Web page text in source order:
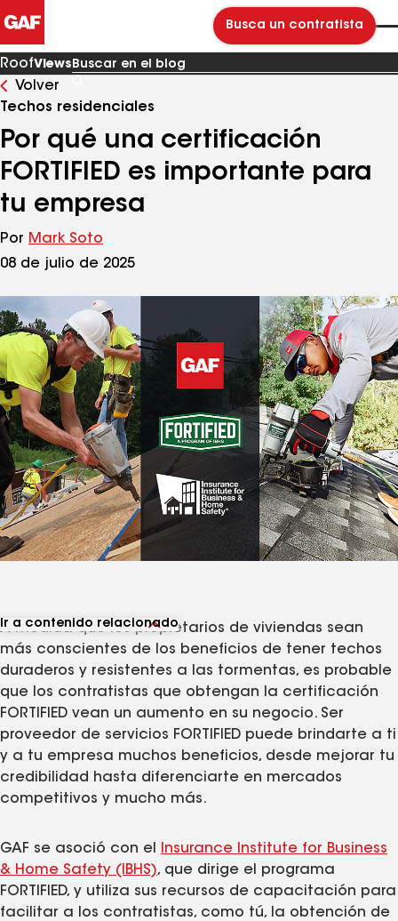
Busca un contratista
RoofViews
en
blog
Volver
Techos residenciales
Por qué una certificación
FORTIFIED es importante para
tu empresa
Por Mark Soto
08 de julio de 2025
Ir a contenido relacionado
Ver productos relacionados
A medida que los propietarios de viviendas sean
más conscientes de los beneficios de tener techos
duraderos y resistentes a las tormentas, es probable
que los contratistas que obtengan la certificación
FORTIFIED vean un aumento en su negocio. Ser
proveedor de servicios FORTIFIED puede brindarte a ti
y a tu empresa muchos beneficios, desde mejorar tu
credibilidad hasta diferenciarte en mercados
competitivos y mucho más.
GAF se asoció con el
Insurance Institute for Business
& Home Safety (IBHS), que dirige el programa
FORTIFIED, y utiliza sus recursos de capacitación para
facilitar a los contratistas, como tú, la obtención de